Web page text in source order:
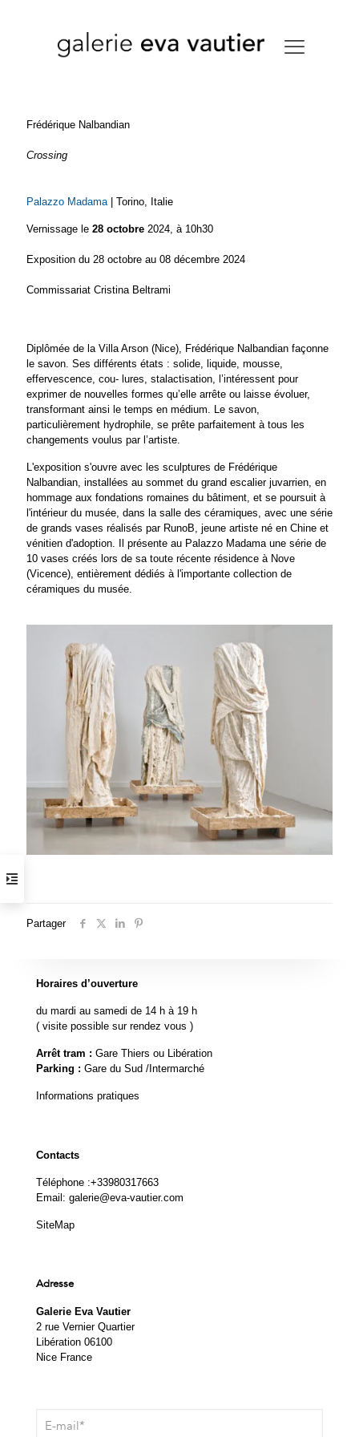
Frédérique Nalbandian
Crossing
Palazzo Madama| Torino, Italie
Vernissage le 28 octobre 2024, à 10h30
Exposition du 28 octobre au 08 décembre 2024
Commissariat Cristina Beltrami
Diplômée de la Villa Arson (Nice), Frédérique Nalbandian façonne
le savon. Ses différents états : solide, liquide, mousse,
effervescence, cou- lures, stalactisation, l’intéressent pour
exprimer de nouvelles formes qu’elle arrête ou laisse évoluer,
transformant ainsi le temps en médium. Le savon,
particulièrement hydrophile, se prête parfaitement à tous les
changements voulus par l’artiste.
L'exposition s'ouvre avec les sculptures de Frédérique
Nalbandian, installées au sommet du grand escalier juvarrien, en
hommage aux fondations romaines du bâtiment, et se poursuit à
l'intérieur du musée, dans la salle des céramiques, avec une série
de grands vases réalisés par RunoB, jeune artiste né en Chine et
vénitien d'adoption. Il présente au Palazzo Madama une série de
10 vases créés lors de sa toute récente résidence à Nove
(Vicence), entièrement dédiés à l'importante collection de
céramiques du musée.
Partager
Horaires d’ouverture
du mardi au samedi de 14 h à 19 h
( visite possible sur rendez vous )
Arrêt tram : Gare Thiers ou Libération
Parking : Gare du Sud /Intermarché
Informations pratiques
Contacts
Téléphone :+33980317663
Email: galerie@eva-vautier.com
SiteMap
Adresse
Galerie Eva Vautier
2 rue Vernier Quartier
Libération 06100
Nice France